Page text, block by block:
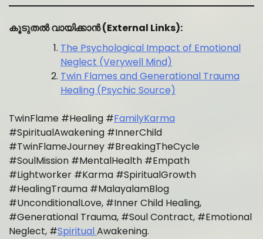
കൂടുതൽ വായിക്കാൻ (External Links):
The Psychological Impact of Emotional
Neglect (Verywell Mind)
Twin Flames and Generational Trauma
Healing (Psychic Source)
TwinFlame #Healing #FamilyKarma
#SpiritualAwakening #InnerChild
#TwinFlameJourney #BreakingTheCycle
#SoulMission #MentalHealth #Empath
#Lightworker #Karma #SpiritualGrowth
#HealingTrauma #MalayalamBlog
#UnconditionalLove, #Inner Child Healing,
#Generational Trauma, #Soul Contract, #Emotional
Neglect, #SpiritualAwakening.